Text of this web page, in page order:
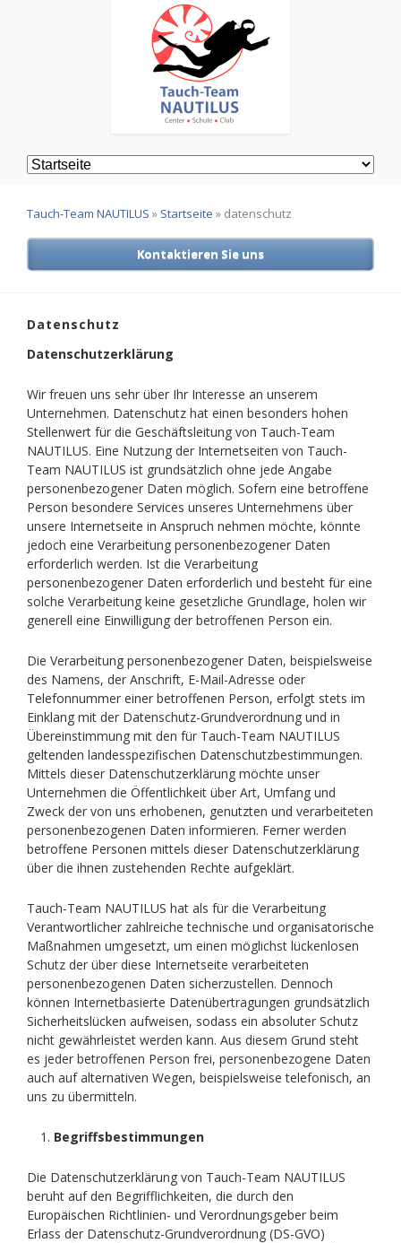
Navigation
Tauch-Team NAUTILUS » Startseite » datenschutz
Kontaktieren Sie uns
Datenschutz
Datenschutzerklärung
Wir freuen uns sehr über Ihr Interesse an unserem
Unternehmen. Datenschutz hat einen besonders hohen
Stellenwert für die Geschäftsleitung von Tauch-Team
NAUTILUS. Eine Nutzung der Internetseiten von Tauch-
Team NAUTILUS ist grundsätzlich ohne jede Angabe
personenbezogener Daten möglich. Sofern eine betroffene
Person besondere Services unseres Unternehmens über
unsere Internetseite in Anspruch nehmen möchte, könnte
jedoch eine Verarbeitung personenbezogener Daten
erforderlich werden. Ist die Verarbeitung
personenbezogener Daten erforderlich und besteht für eine
solche Verarbeitung keine gesetzliche Grundlage, holen wir
generell eine Einwilligung der betroffenen Person ein.
Die Verarbeitung personenbezogener Daten, beispielsweise
des Namens, der Anschrift, E-Mail-Adresse oder
Telefonnummer einer betroffenen Person, erfolgt stets im
Einklang mit der Datenschutz-Grundverordnung und in
Übereinstimmung mit den für Tauch-Team NAUTILUS
geltenden landesspezifischen Datenschutzbestimmungen.
Mittels dieser Datenschutzerklärung möchte unser
Unternehmen die Öffentlichkeit über Art, Umfang und
Zweck der von uns erhobenen, genutzten und verarbeiteten
personenbezogenen Daten informieren. Ferner werden
betroffene Personen mittels dieser Datenschutzerklärung
über die ihnen zustehenden Rechte aufgeklärt.
Tauch-Team NAUTILUS hat als für die Verarbeitung
Verantwortlicher zahlreiche technische und organisatorische
Maßnahmen umgesetzt, um einen möglichst lückenlosen
Schutz der über diese Internetseite verarbeiteten
personenbezogenen Daten sicherzustellen. Dennoch
können Internetbasierte Datenübertragungen grundsätzlich
Sicherheitslücken aufweisen, sodass ein absoluter Schutz
nicht gewährleistet werden kann. Aus diesem Grund steht
es jeder betroffenen Person frei, personenbezogene Daten
auch auf alternativen Wegen, beispielsweise telefonisch, an
uns zu übermitteln.
Begriffsbestimmungen
Die Datenschutzerklärung von Tauch-Team NAUTILUS
beruht auf den Begrifflichkeiten, die durch den
Europäischen Richtlinien- und Verordnungsgeber beim
Erlass der Datenschutz-Grundverordnung (DS-GVO)